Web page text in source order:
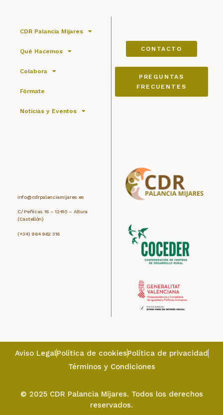
CDR Palancia Mijares
Qué Hacemos
Colabora
Fórmate
Noticias y Eventos
CONTACTO
PREGUNTAS
FRECUENTES
info@cdrpalanciamijares.es
C/ Peñicas 16 – 12410 – Altura
(Castellón)
(+34) 964 962 316
© 2025 CDR Palancia Mijares. Todos los derechos
reservados.
Aviso LegalPolítica de cookiesPolítica de privacidad
Términos y Condiciones